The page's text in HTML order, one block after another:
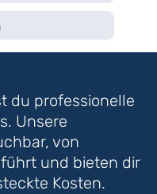
du professionelle
Unsere
von
und bieten dir
Kosten.